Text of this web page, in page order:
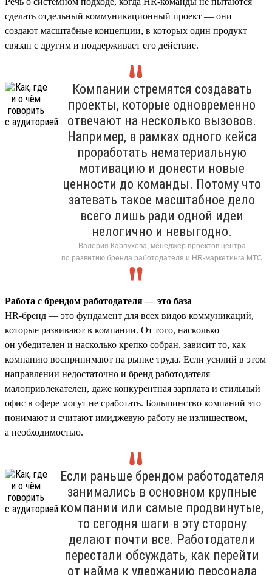
сделать отдельный коммуникационный проект — они
создают масштабные концепции, в которых один продукт
связан с другим и поддерживает его действие.
Компании стремятся создавать
проекты, которые одновременно
отвечают на несколько вызовов.
Например, в рамках одного кейса
проработать нематериальную
мотивацию и донести новые
ценности до команды. Потому что
затевать такое масштабное дело
всего лишь ради одной идеи
нелогично и невыгодно.
Валерия Карпухова, менеджер проектов центра
по развитию бренда работодателя и HR-маркетинга МТС
Работа с брендом работодателя — это база
HR-бренд — это фундамент для всех видов коммуникаций,
которые развивают в компании. От того, насколько
он убедителен и насколько крепко собран, зависит то, как
компанию воспринимают на рынке труда. Если усилий в этом
направлении недостаточно и бренд работодателя
малопривлекателен, даже конкурентная зарплата и стильный
офис в офере могут не сработать. Большинство компаний это
понимают и считают имиджевую работу не излишеством,
а необходимостью.
Если раньше брендом работодателя
занимались в основном крупные
компании или самые продвинутые,
то сегодня шаги в эту сторону
делают почти все. Работодатели
перестали обсуждать, как перейти
от найма к удержанию персонала